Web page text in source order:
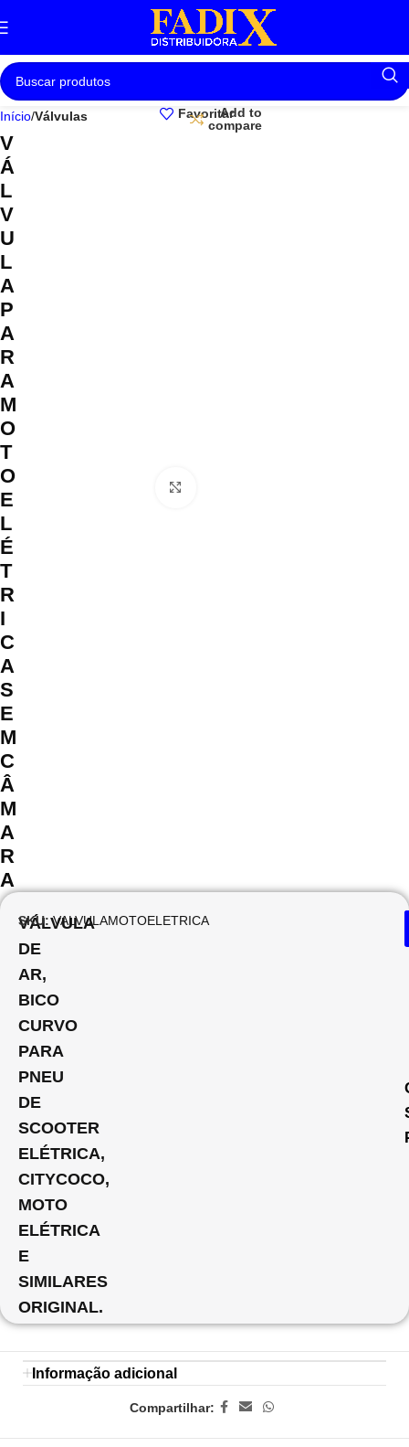
Início Válvulas FavoritarAdd to
compare
V
Á
L
V
U
L
A
P
A
R
A
M
O
T
O
E
L
É
T
R
I
C
A
S
E
M
C
Â
M
A
R
A
VÁLVULA
DE
AR,
BICO
CURVO
PARA
PNEU
DE
SCOOTER
ELÉTRICA,
CITYCOCO,
MOTO
ELÉTRICA
E
SIMILARES
ORIGINAL.
SKU:VALVULAMOTOELETRICA
Informação adicional
Compartilhar: